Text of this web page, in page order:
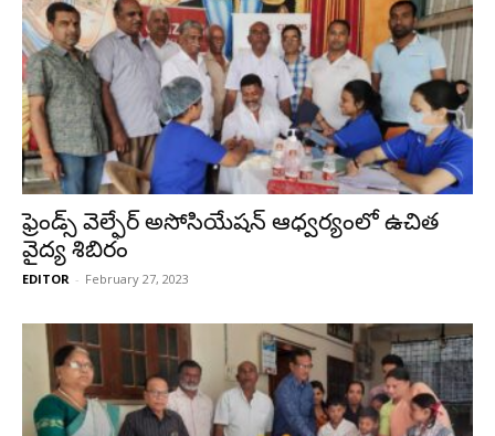
ఫ్రెండ్స్ వెల్ఫేర్ అసోసియేషన్ ఆధ్వర్యంలో ఉచిత
వైద్య శిబిరం
EDITOR - February 27, 2023